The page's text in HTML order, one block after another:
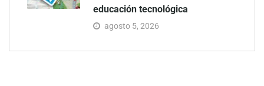
educación tecnológica
agosto 5, 2026